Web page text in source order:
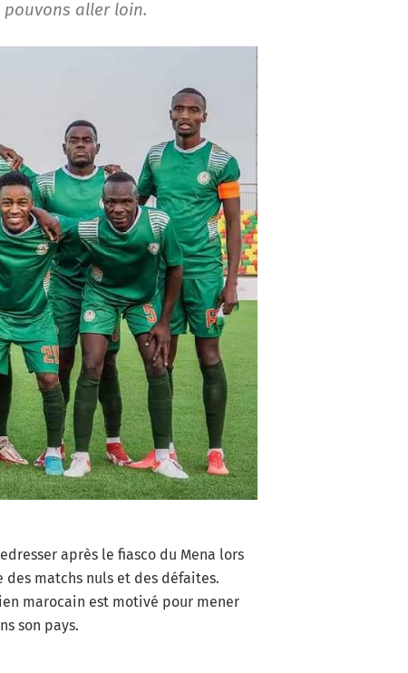
aller loin.
après le fiasco du Mena lors
des matchs nuls et des défaites.
marocain est motivé pour mener
son pays.